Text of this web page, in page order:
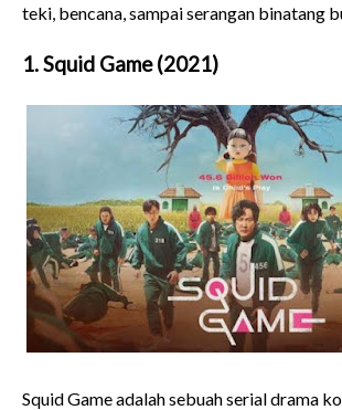
teki, bencana, sampai serangan binatang
1. Squid Game (2021)
Squid Game adalah sebuah serial drama